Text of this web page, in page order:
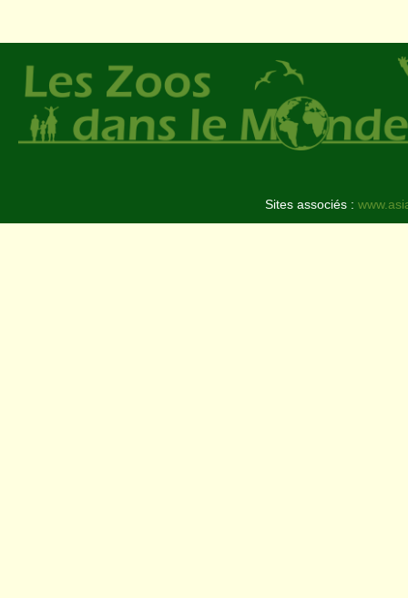
Sites associés :